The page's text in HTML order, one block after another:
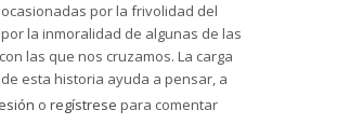
Miguel tiene un compañero cuya
loco parece atraerle por su
independencia afectiva. No
compañero puntualiza en repetidas
por la frivolidad del
la inmoralidad de algunas de las
las que nos cruzamos. La carga
esta historia ayuda a pensar, a
que vale y lo que no merece la pena.
o regístrese para comentar